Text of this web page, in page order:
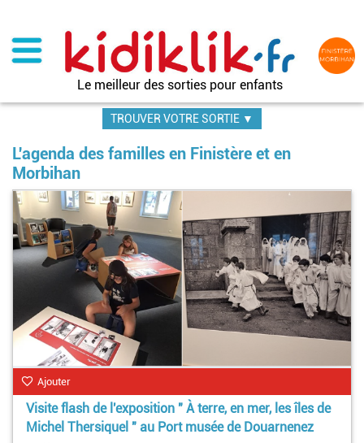
contenu
principal
Le meilleur des sorties pour enfants
TROUVER VOTRE SORTIE ▼
L'agenda des familles en Finistère et en
Morbihan
Ajouter
Visite flash de l'exposition " À terre, en mer, les îles de
Michel Thersiquel " au Port musée de Douarnenez